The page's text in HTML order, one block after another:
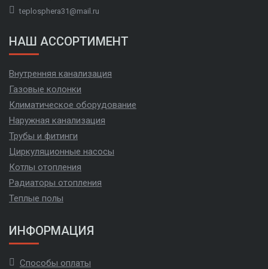
teplosphera31@mail.ru
НАШ АССОРТИМЕНТ
Внутренняя канализация
Газовые колонки
Климатическое оборудование
Наружная канализация
Трубы и фитинги
Циркуляционные насосы
Котлы отопления
Радиаторы отопления
Теплые полы
ИНФОРМАЦИЯ
Способы оплаты